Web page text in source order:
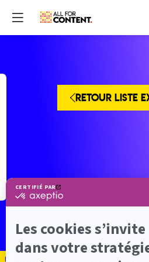
RETOUR LISTE